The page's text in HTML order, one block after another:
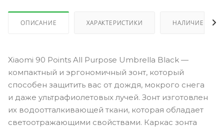
ОПИСАНИЕ ХАРАКТЕРИСТИКИ НАЛИЧИЕ
Xiaomi 90 Points All Purpose Umbrella Black —
компактный и эргономичный зонт, который
способен защитить вас от дождя, мокрого снега
и даже ультрафиолетовых лучей. Зонт изготовлен
их водоотталкивающей ткани, которая обладает
светоотражающими свойствами. Каркас зонта